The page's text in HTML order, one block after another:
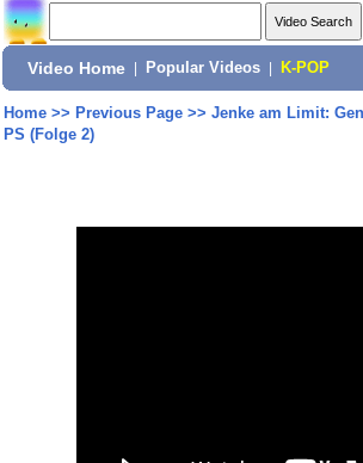
Video Home Popular Videos K-POP
Home>> Previous Page>> Jenke am Limit:
PS (Folge 2)